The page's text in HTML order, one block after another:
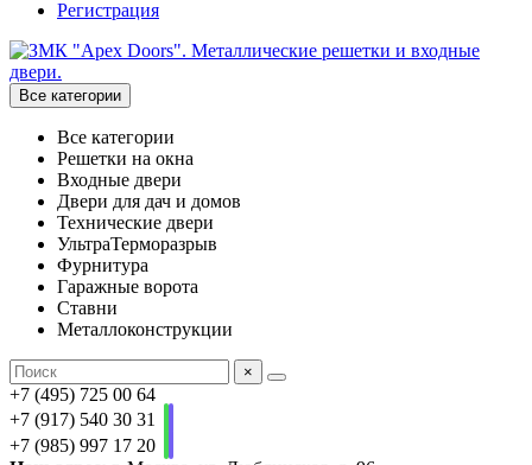
Регистрация
Все категории
Все категории
Решетки на окна
Входные двери
Двери для дач и домов
Технические двери
УльтраТерморазрыв
Фурнитура
Гаражные ворота
Ставни
Металлоконструкции
×
+7 (495) 725 00 64
+7 (917) 540 30 31
+7 (985) 997 17 20